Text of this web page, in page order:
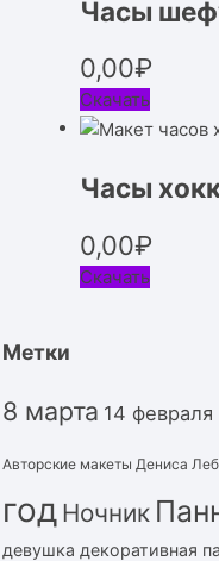
Часы
0,00₽
Скачать
Часы
0,00₽
Скачать
Метки
8 марта 14 февраля
Авторские макеты Дениса
год Ночник
девушка декоративная